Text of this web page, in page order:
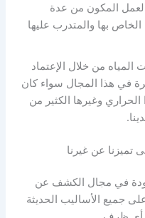
المكون من عدة
بها والمتدرب عليها
من خلال الإعتماد
في هذا المجال سواء كان
الحراري وغيرها الكثير من
عن غيرنا
في مجال الكشف عن
جميع الأساليب الحديثة